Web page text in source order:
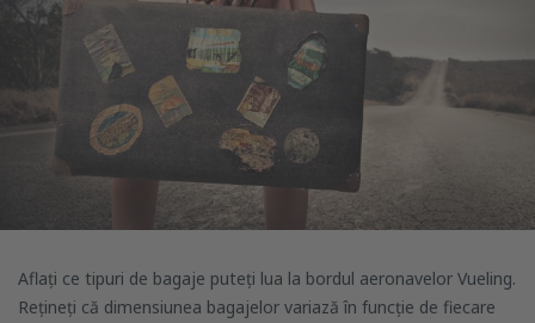
Aflați ce tipuri de bagaje puteți lua la bordul aeronavelor Vueling.
Rețineți că dimensiunea bagajelor variază în funcție de fiecare